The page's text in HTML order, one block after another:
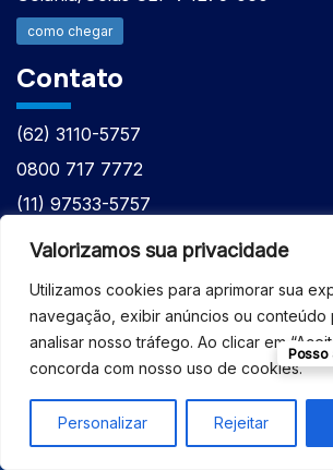
Valorizamos sua privacidade
Utilizamos cookies para aprimorar sua
navegação, exibir anúncios ou conteúdo
analisar nosso tráfego. Ao clicar em
concorda com nosso uso de cookies.
Personalizar Rejeitar
como chegar
Contato
(62) 3110-5757
0800 717 7772
(11) 97533-5757
(62) 98610-7777
© 2026 - ASSISTÊNCIA TÉCNICA
EQUIPAMENTOS BRUKER - Todos
Posso